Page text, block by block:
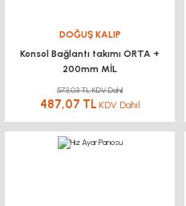
DOĞUŞ KALIP
Konsol Bağlantı takımı ORTA +
200mm MİL
573,03 TL KDV Dahil
487,07 TL KDV Dahil